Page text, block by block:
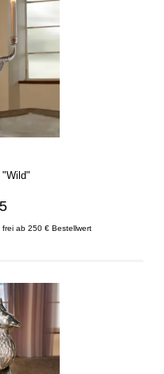
"Wild"
ab 250 € Bestellwert